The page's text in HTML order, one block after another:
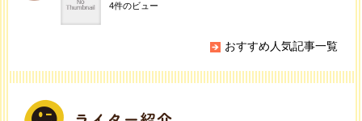
4件のビュー
おすすめ人気記事一覧